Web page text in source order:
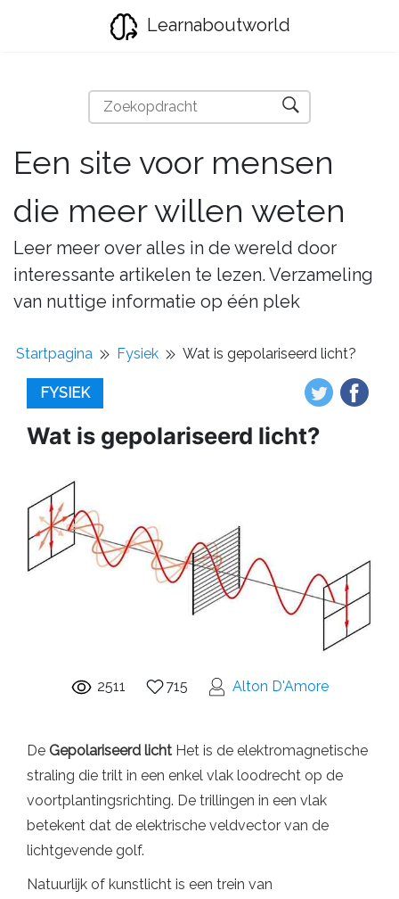
Learnaboutworld
Een site voor mensen
die meer willen weten
Leer meer over alles in de wereld door
interessante artikelen te lezen. Verzameling
van nuttige informatie op één plek
Startpagina Fysiek Wat is gepolariseerd licht?
FYSIEK
Wat is gepolariseerd licht?
2511 715 Alton D'Amore
De Gepolariseerd licht Het is de elektromagnetische
straling die trilt in een enkel vlak loodrecht op de
voortplantingsrichting. De trillingen in een vlak
betekent dat de elektrische veldvector van de
lichtgevende golf.
Natuurlijk of kunstlicht is een trein van